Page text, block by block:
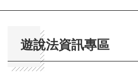
遊說法資訊專區